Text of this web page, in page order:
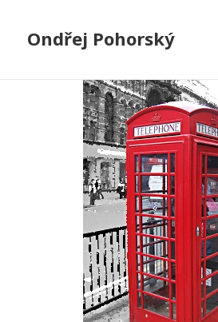
Ondřej Pohorský